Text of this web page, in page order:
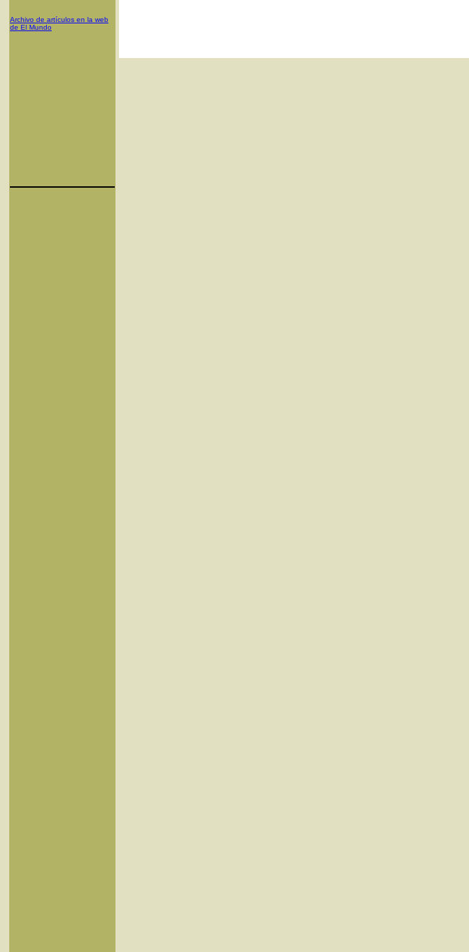
Archivo de artículos en la web
de El Mundo